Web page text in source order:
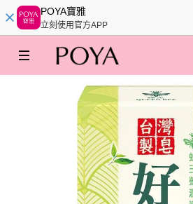
POYA寶雅
立刻使用官方APP